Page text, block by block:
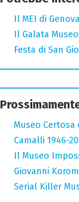
Il MEI di
Il Galata
Festa di San
Museo
Camalli 1946-
Il Museo
Giovanni
Serial Killer